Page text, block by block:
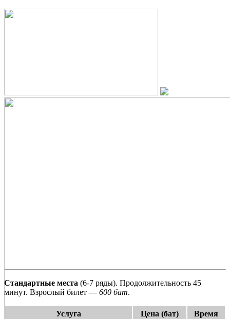
Стандартные места (6-7 ряды). Продолжительность 45
минут. Взрослый билет — 600 бат.
Услуга Цена (бат)
Время